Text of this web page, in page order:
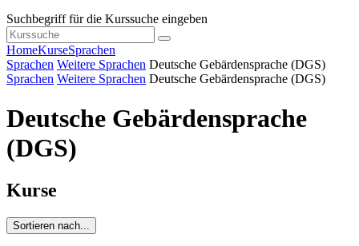
Suchbegriff für die Kurssuche eingeben
HomeKurseSprachen
Sprachen Weitere Sprachen Deutsche Gebärdensprache (DGS)
Sprachen Weitere Sprachen Deutsche Gebärdensprache (DGS)
Deutsche Gebärdensprache
(DGS)
Kurse
Sortieren nach...